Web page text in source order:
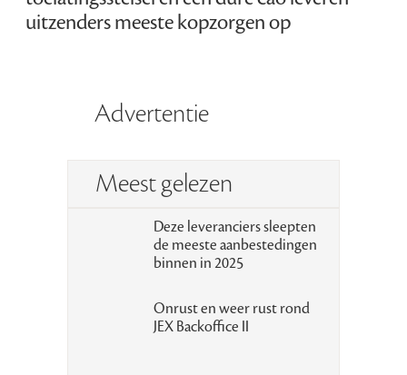
uitzenders meeste kopzorgen op
Advertentie
Meest gelezen
Deze leveranciers sleepten
de meeste aanbestedingen
binnen in 2025
Onrust en weer rust rond
JEX Backoffice II